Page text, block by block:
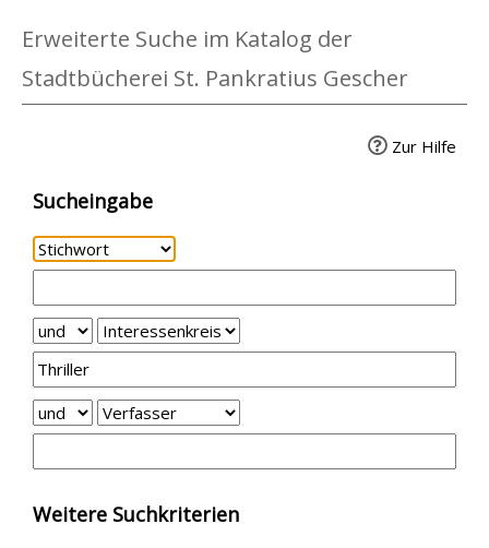
Erweiterte Suche im Katalog der
Stadtbücherei St. Pankratius Gescher
Zur Hilfe
Sucheingabe
Weitere Suchkriterien